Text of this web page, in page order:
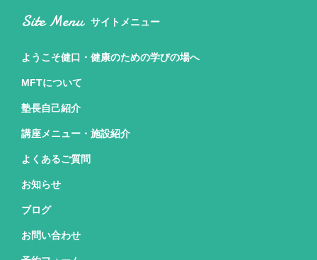
Site Menu サイトメニュー
ようこそ健口・健康のための学びの場へ
MFTについて
塾長自己紹介
講座メニュー・施設紹介
よくあるご質問
お知らせ
ブログ
お問い合わせ